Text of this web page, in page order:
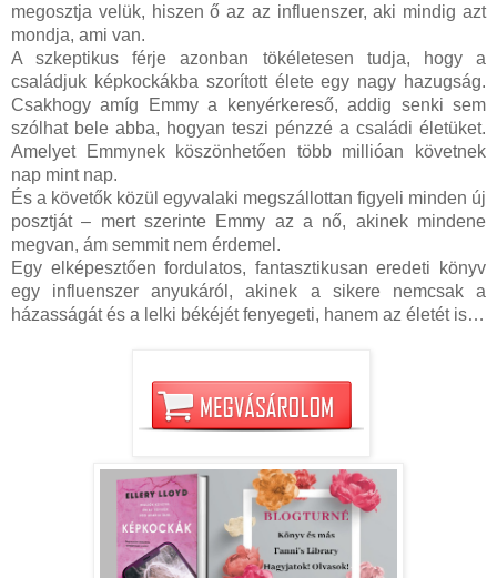
megosztja velük, hiszen ő az az influenszer, aki mindig azt
mondja, ami van.
A szkeptikus férje azonban tökéletesen tudja, hogy a
családjuk képkockákba szorított élete egy nagy hazugság.
Csakhogy amíg Emmy a kenyérkereső, addig senki sem
szólhat bele abba, hogyan teszi pénzzé a családi életüket.
Amelyet Emmynek köszönhetően több millióan követnek
nap mint nap.
És a követők közül egyvalaki megszállottan figyeli minden új
posztját – mert szerinte Emmy az a nő, akinek mindene
megvan, ám semmit nem érdemel.
Egy elképesztően fordulatos, fantasztikusan eredeti könyv
egy influenszer anyukáról, akinek a sikere nemcsak a
házasságát és a lelki békéjét fenyegeti, hanem az életét is…